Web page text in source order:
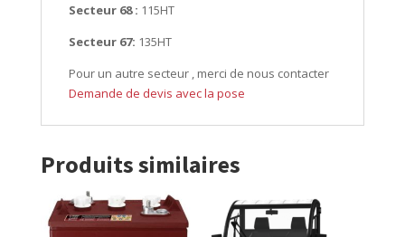
Secteur 68 : 115HT
Secteur 67: 135HT
Pour un autre secteur , merci de nous contacter
Demande de devis avec la pose
Produits similaires